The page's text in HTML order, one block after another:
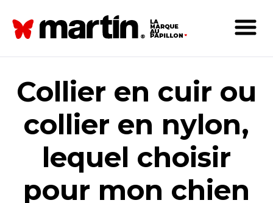
Collier en cuir ou
collier en nylon,
lequel choisir
pour mon chien